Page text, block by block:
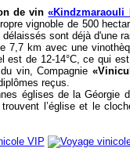
de vin«Kindzmaraouli
vignoble de 500
sont déjà d'une
7,7 km avec une
est de 12-14°C, ce qui
vin, Compagnie
reçus.
églises de la
l’église et le